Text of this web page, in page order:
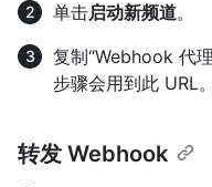
单击启动新频道。
复制“Webhook 代
步骤会用到此 URL。
转发 Webhook